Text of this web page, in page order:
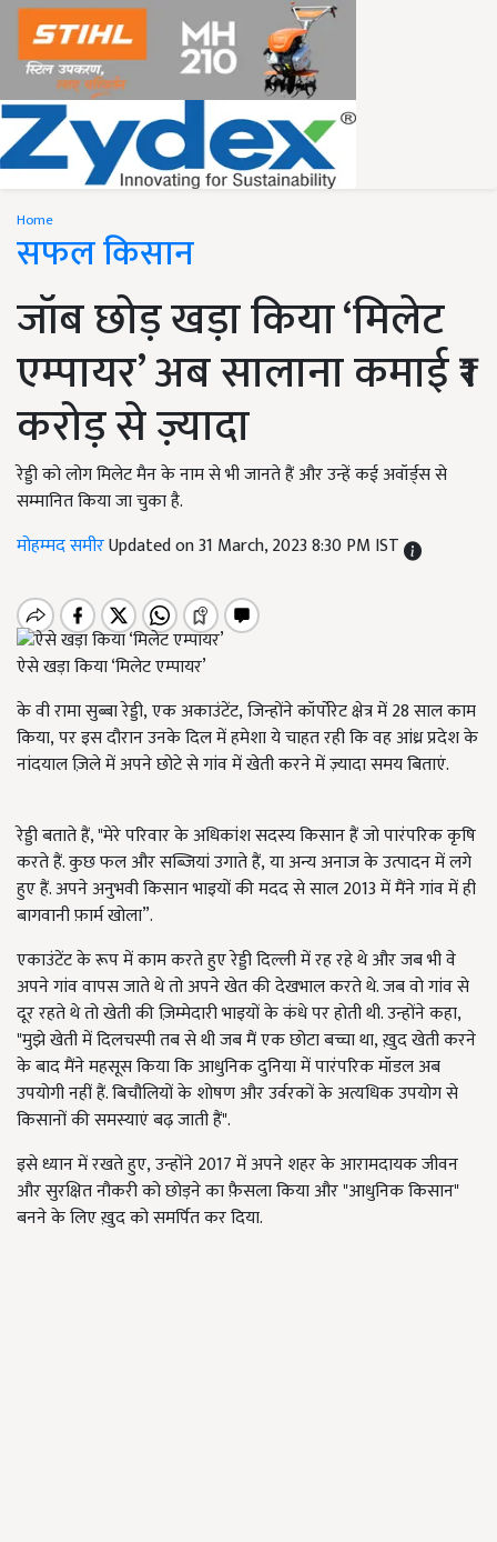
Home
सफल किसान
जॉब छोड़ खड़ा किया ‘मिलेट
एम्पायर’ अब सालाना कमाई ₹1
करोड़ से ज़्यादा
रेड्डी को लोग मिलेट मैन के नाम से भी जानते हैं और उन्हें कई अवॉर्ड्स से
सम्मानित किया जा चुका है.
मोहम्मद समीरUpdated on 31 March, 2023 8:30 PM IST
ऐसे खड़ा किया ‘मिलेट एम्पायर’
के वी रामा सुब्बा रेड्डी,एक अकाउंटेंट,जिन्होंने कॉर्पोरेट क्षेत्र में 28 साल काम
किया,पर इस दौरान उनके दिल में हमेशा ये चाहत रही कि वह आंध्र प्रदेश के
नांदयाल ज़िले में अपने छोटे से गांव में खेती करने में ज़्यादा समय बिताएं.
रेड्डी बताते हैं, "मेरे परिवार के अधिकांश सदस्य किसान हैं जो पारंपरिक कृषि
करते हैं. कुछ फल और सब्ज़ियां उगाते हैं,याअन्य अनाज के उत्पादन में लगे
हुए हैं. अपने अनुभवी किसान भाइयों की मदद से साल 2013में मैंने गांव में ही
बागवानी फ़ार्म खोला”.
एकाउंटेंट के रूप में काम करते हुए रेड्डी दिल्ली में रह रहे थे और जब भी वे
अपने गांव वापस जाते थे तो अपने खेत की देखभाल करते थे. जब वो गांव से
दूर रहते थे तो खेती की ज़िम्मेदारी भाइयों के कंधे पर होती थी. उन्होंने कहा,
"मुझे खेती में दिलचस्पी तब से थी जब मैं एक छोटा बच्चा था,ख़ुद खेती करने
के बादमैंने महसूस किया कि आधुनिक दुनिया में पारंपरिक मॉडल अब
उपयोगी नहीं हैं. बिचौलियों के शोषण और उर्वरकों के अत्यधिक उपयोग से
किसानों की समस्याएं बढ़ जाती हैं".
इसे ध्यान में रखते हुए,उन्होंने 2017 में अपने शहर के आरामदायक जीवन
और सुरक्षित नौकरी को छोड़ने का फ़ैसला किया और "आधुनिक किसान"
बनने के लिए ख़ुद को समर्पित कर दिया.